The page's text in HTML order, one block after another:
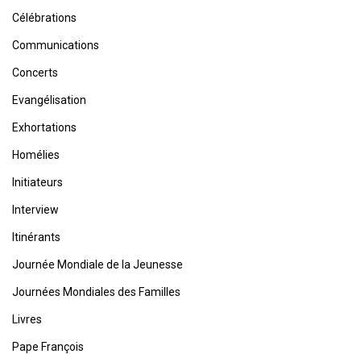
Célébrations
Communications
Concerts
Evangélisation
Exhortations
Homélies
Initiateurs
Interview
Itinérants
Journée Mondiale de la Jeunesse
Journées Mondiales des Familles
Livres
Pape François